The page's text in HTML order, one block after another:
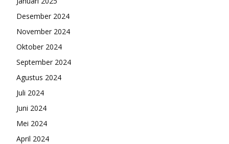
Desember 2024
November 2024
Oktober 2024
September 2024
Agustus 2024
Juli 2024
Juni 2024
Mei 2024
April 2024